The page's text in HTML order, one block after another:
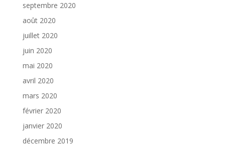
septembre 2020
août 2020
juillet 2020
juin 2020
mai 2020
avril 2020
mars 2020
février 2020
janvier 2020
décembre 2019